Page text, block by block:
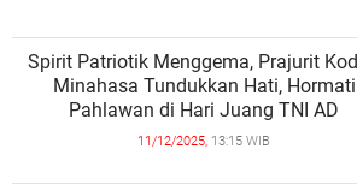
Spirit Patriotik Menggema, Prajurit
Minahasa Tundukkan Hati, Hormati
Pahlawan di Hari Juang TNI AD
11/12/2025, 13:15 WIB